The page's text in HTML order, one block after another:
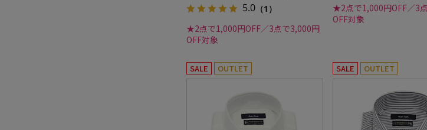
5.0 （1）
★2点で1,000円OFF／3点で3,000円
OFF対象
★2点で1,000円OFF／3
OFF対象
SALE OUTLET SALE OUTLET